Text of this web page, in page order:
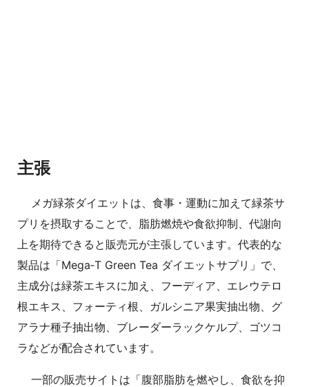
主張
メガ緑茶ダイエットは、食事・運動に加えて緑茶サ
プリを摂取することで、脂肪燃焼や食欲抑制、代謝向
上を期待できると販売元が主張しています。代表的な
製品は「Mega‑T Green Tea ダイエットサプリ」で、
主成分は緑茶エキスに加え、フーディア、エレウテロ
根エキス、フォーティ根、ガルシニア果実抽出物、グ
アラナ種子抽出物、ブレーダーラックケルプ、ゴツコ
ラなどが配合されています。
一部の販売サイトは「腹部脂肪を燃やし、食欲を抑